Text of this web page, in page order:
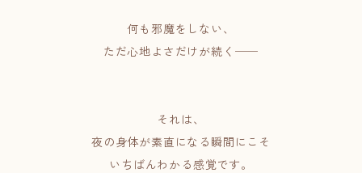
何も邪魔をしない、
ただ心地よさだけが続く──
それは、
夜の身体が素直になる瞬間にこそ
いちばんわかる感覚です。